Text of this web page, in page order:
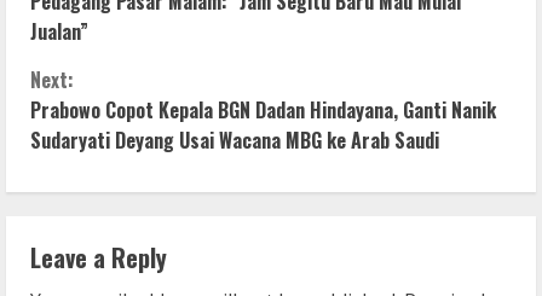
n
t
i
n
u
Jualan”
Next:
Prabowo Copot Kepala BGN Dadan Hindayana, Ganti Nanik
Sudaryati Deyang Usai Wacana MBG ke Arab Saudi
Leave a Reply